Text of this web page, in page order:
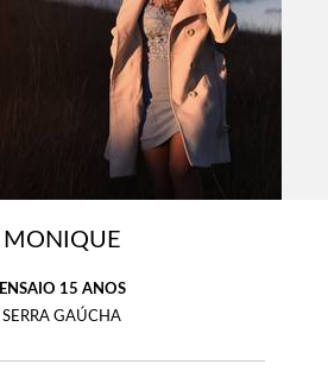
MONIQUE
ENSAIO 15 ANOS
SERRA GAÚCHA